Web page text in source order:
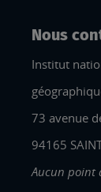
Nous
Institut
73 avenue
94165
Aucun point